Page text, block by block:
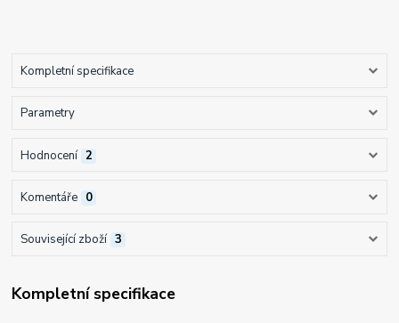
Kompletní specifikace
Parametry
Hodnocení 2
Komentáře 0
Související zboží 3
Kompletní specifikace